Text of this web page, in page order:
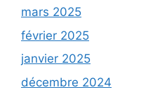
mars 2025
février 2025
janvier 2025
décembre 2024